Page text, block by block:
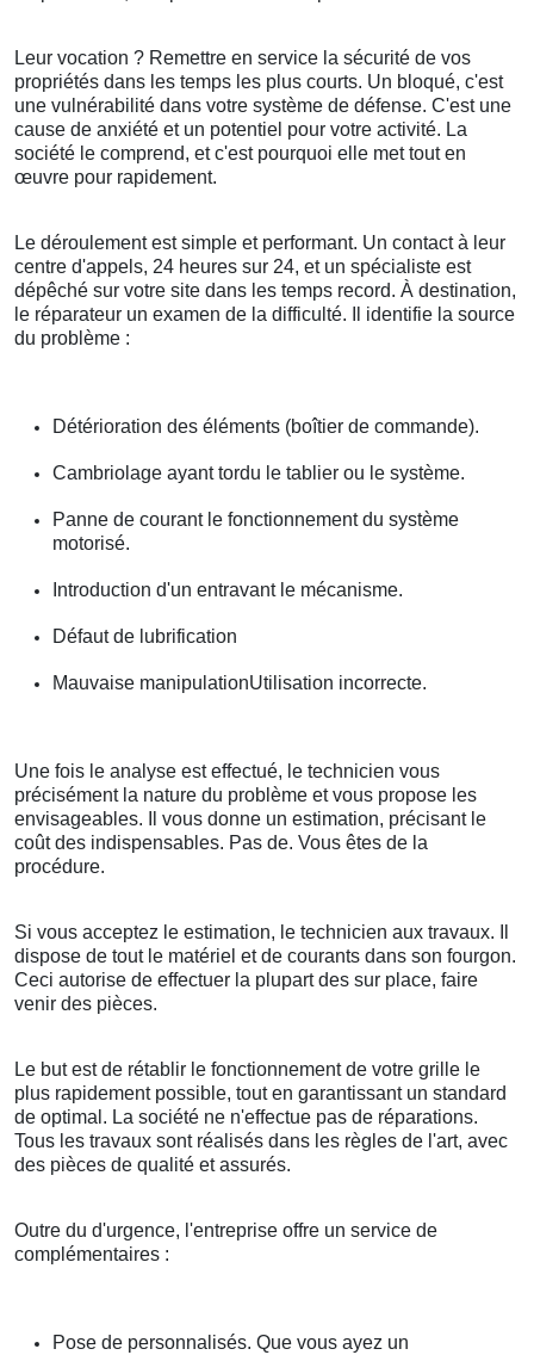
Leur vocation ? Remettre en service la sécurité de vos
propriétés dans les temps les plus courts. Un bloqué, c'est
une vulnérabilité dans votre système de défense. C'est une
cause de anxiété et un potentiel pour votre activité. La
société le comprend, et c'est pourquoi elle met tout en
œuvre pour rapidement.
Le déroulement est simple et performant. Un contact à leur
centre d'appels, 24 heures sur 24, et un spécialiste est
dépêché sur votre site dans les temps record. À destination,
le réparateur un examen de la difficulté. Il identifie la source
du problème :
Détérioration des éléments (boîtier de commande).
Cambriolage ayant tordu le tablier ou le système.
Panne de courant le fonctionnement du système
motorisé.
Introduction d'un entravant le mécanisme.
Défaut de lubrification
Mauvaise manipulationUtilisation incorrecte.
Une fois le analyse est effectué, le technicien vous
précisément la nature du problème et vous propose les
envisageables. Il vous donne un estimation, précisant le
coût des indispensables. Pas de. Vous êtes de la
procédure.
Si vous acceptez le estimation, le technicien aux travaux. Il
dispose de tout le matériel et de courants dans son fourgon.
Ceci autorise de effectuer la plupart des sur place, faire
venir des pièces.
Le but est de rétablir le fonctionnement de votre grille le
plus rapidement possible, tout en garantissant un standard
de optimal. La société ne n'effectue pas de réparations.
Tous les travaux sont réalisés dans les règles de l'art, avec
des pièces de qualité et assurés.
Outre du d'urgence, l'entreprise offre un service de
complémentaires :
Pose de personnalisés. Que vous ayez un